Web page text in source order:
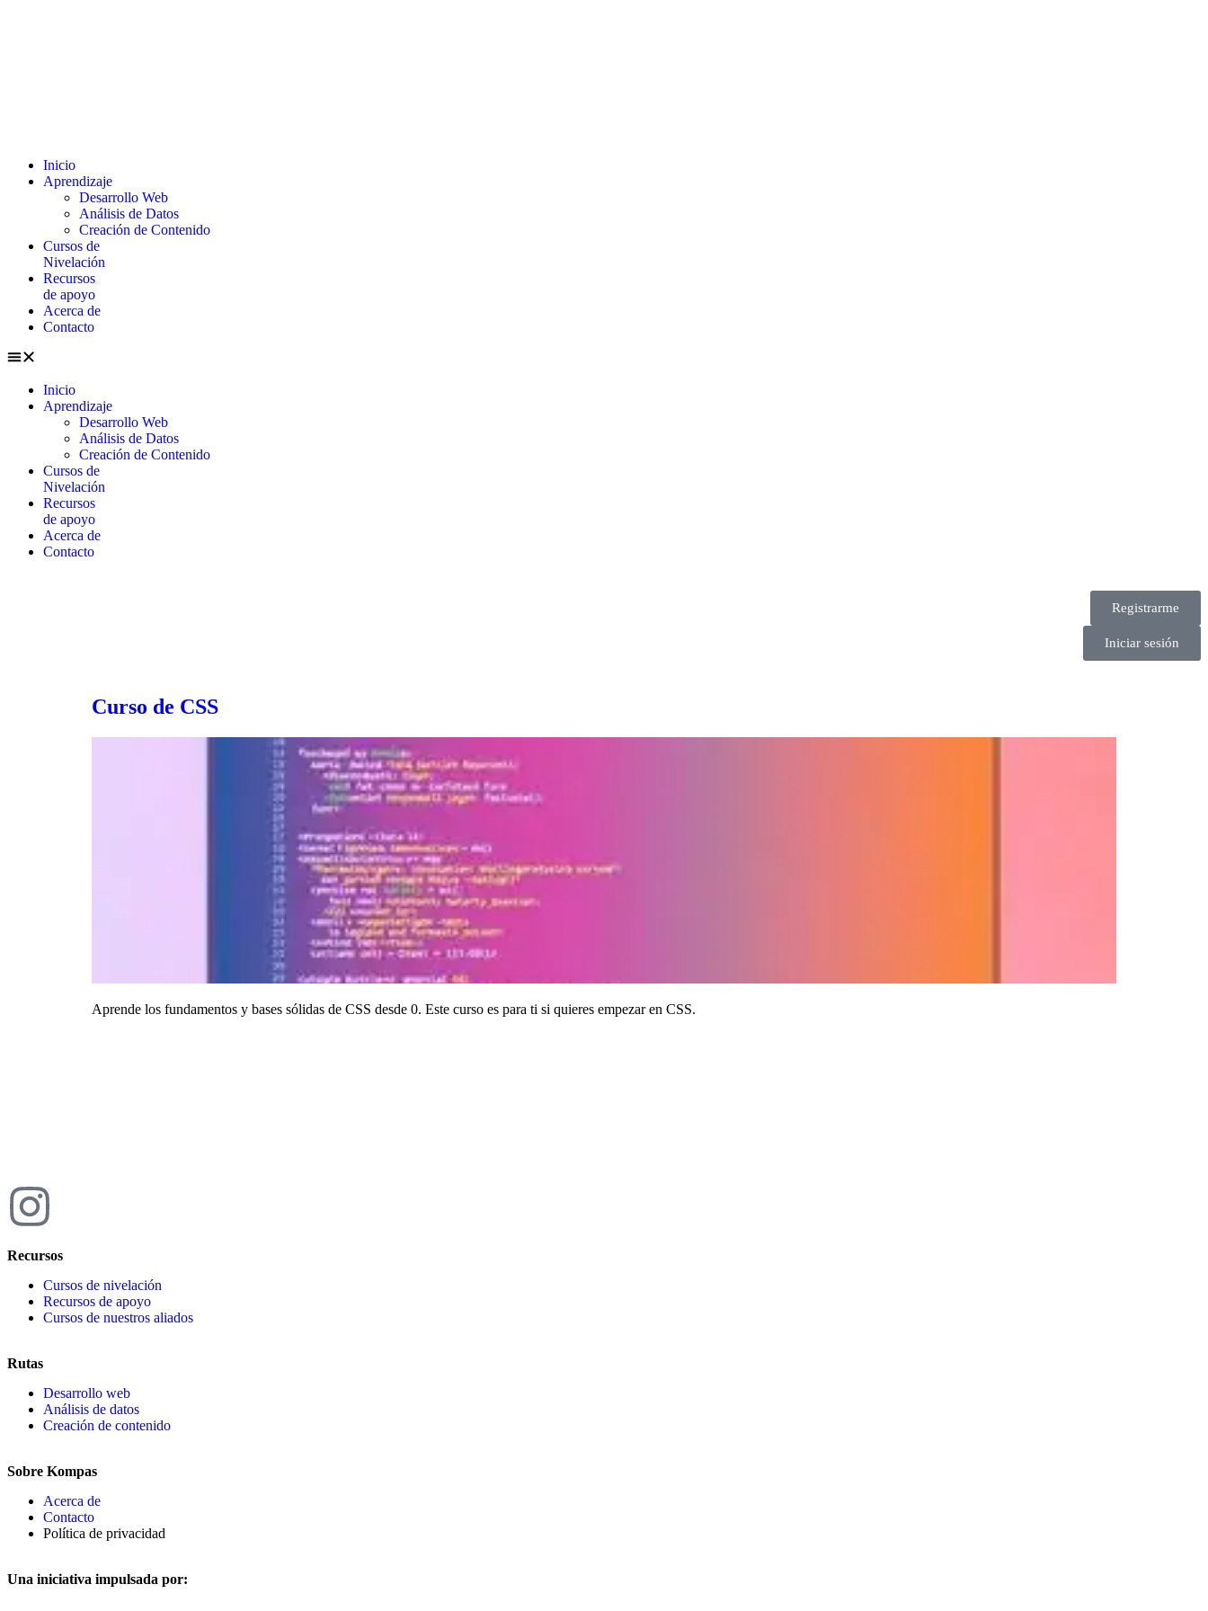
Inicio
Aprendizaje
Desarrollo Web
Análisis de Datos
Creación de Contenido
Cursos de
Nivelación
Recursos
de apoyo
Acerca de
Contacto
Inicio
Aprendizaje
Desarrollo Web
Análisis de Datos
Creación de Contenido
Cursos de
Nivelación
Recursos
de apoyo
Acerca de
Contacto
Registrarme
Iniciar sesión
Curso de CSS
Aprende los fundamentos y bases sólidas de CSS desde 0. Este curso es para ti si quieres empezar en CSS.
Recursos
Cursos de nivelación
Recursos de apoyo
Cursos de nuestros aliados
Rutas
Desarrollo web
Análisis de datos
Creación de contenido
Sobre Kompas
Acerca de
Contacto
Política de privacidad
Una iniciativa impulsada por: